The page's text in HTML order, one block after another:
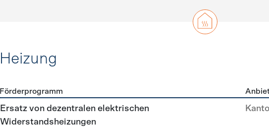
Heizung
Förderprogramme Heizung
Förderprogramm
Ersatz von dezentralen elektrischen
Widerstandsheizungen